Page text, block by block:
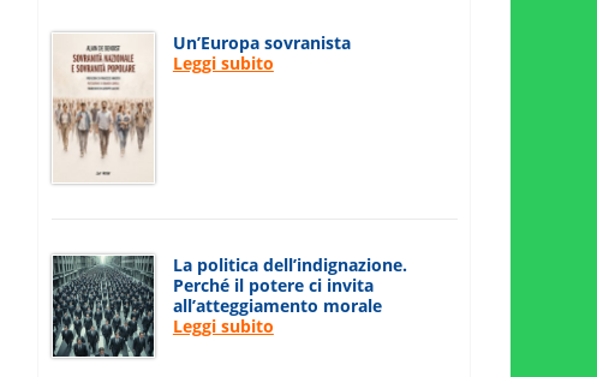
Un’Europa sovranista
Leggi subito
La politica dell’indignazione.
Perché il potere ci invita
all’atteggiamento morale
Leggi subito